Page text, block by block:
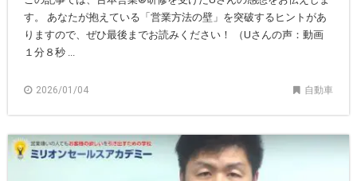
す。 あなたが抱えている「営業方法の壁」を突破するヒントがあ
りますので、ぜひ最後までお読みください！ （Uさんの声：動画
１分８秒 ...
2026/01/04 自動車